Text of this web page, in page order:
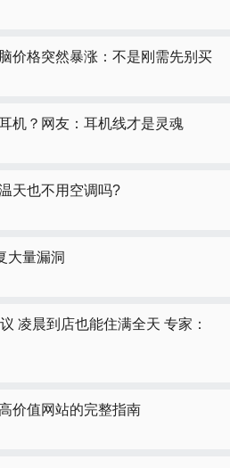
价格突然暴涨：不是刚需先别买
机？网友：耳机线才是灵魂
天也不用空调吗?
大量漏洞
凌晨到店也能住满全天 专家：
价值网站的完整指南